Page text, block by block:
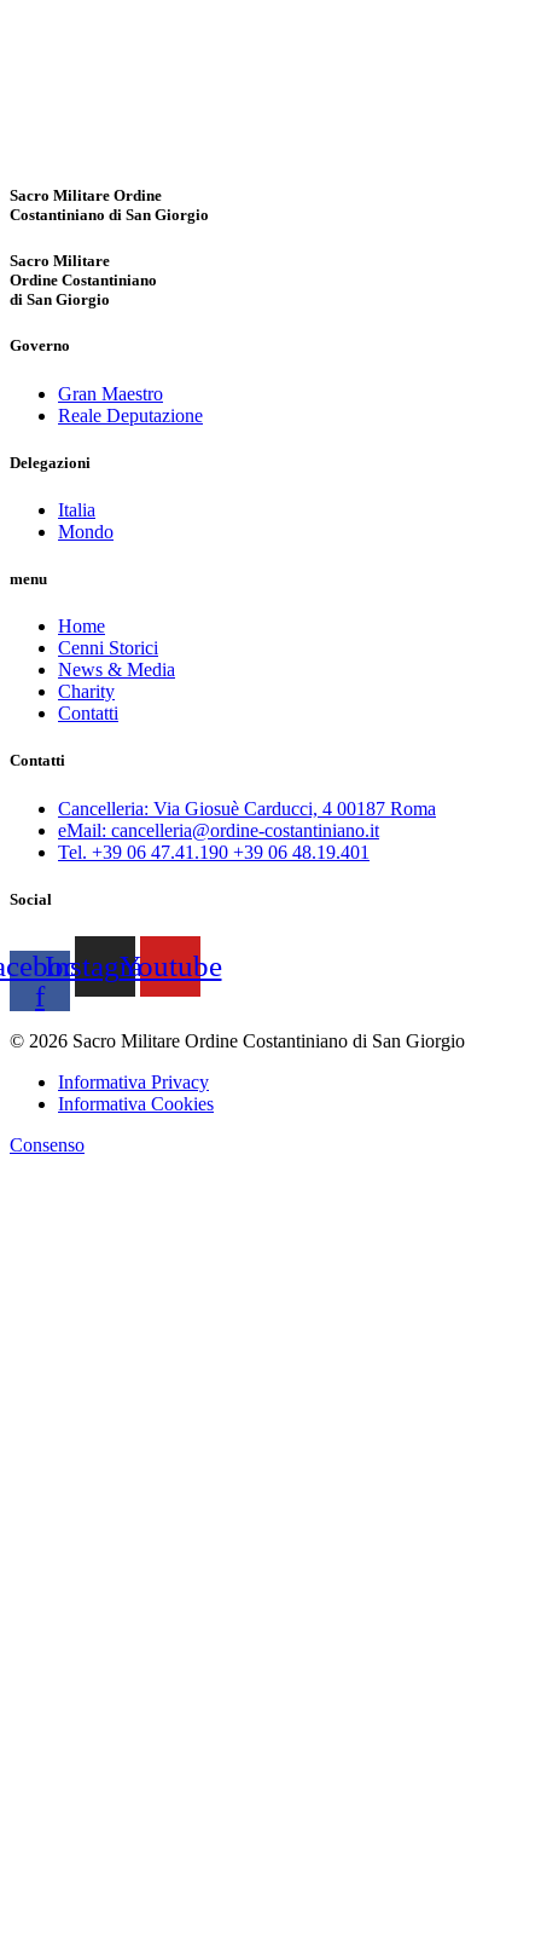
Sacro Militare Ordine
Costantiniano di San Giorgio
Sacro Militare
Ordine Costantiniano
di San Giorgio
Governo
Gran Maestro
Reale Deputazione
Delegazioni
Italia
Mondo
menu
Home
Cenni Storici
News & Media
Charity
Contatti
Contatti
Cancelleria: Via Giosuè Carducci, 4 00187 Roma
eMail: cancelleria@ordine-costantiniano.it
Tel. +39 06 47.41.190 +39 06 48.19.401
Social
f
InstagramYoutube
© 2026 Sacro Militare Ordine Costantiniano di San Giorgio
Informativa Privacy
Informativa Cookies
Consenso